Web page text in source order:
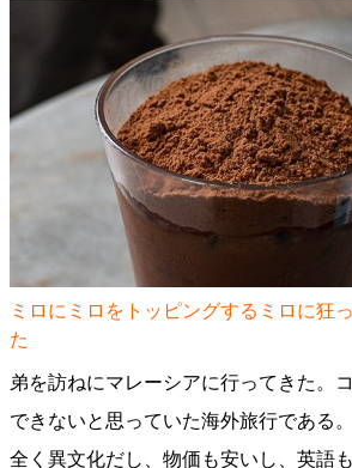
ミロにミロをトッピングするミロに狂
た
弟を訪ねにマレーシアに行ってきた。
できないと思っていた海外旅行である
全く異文化だし、物価も安いし、英語